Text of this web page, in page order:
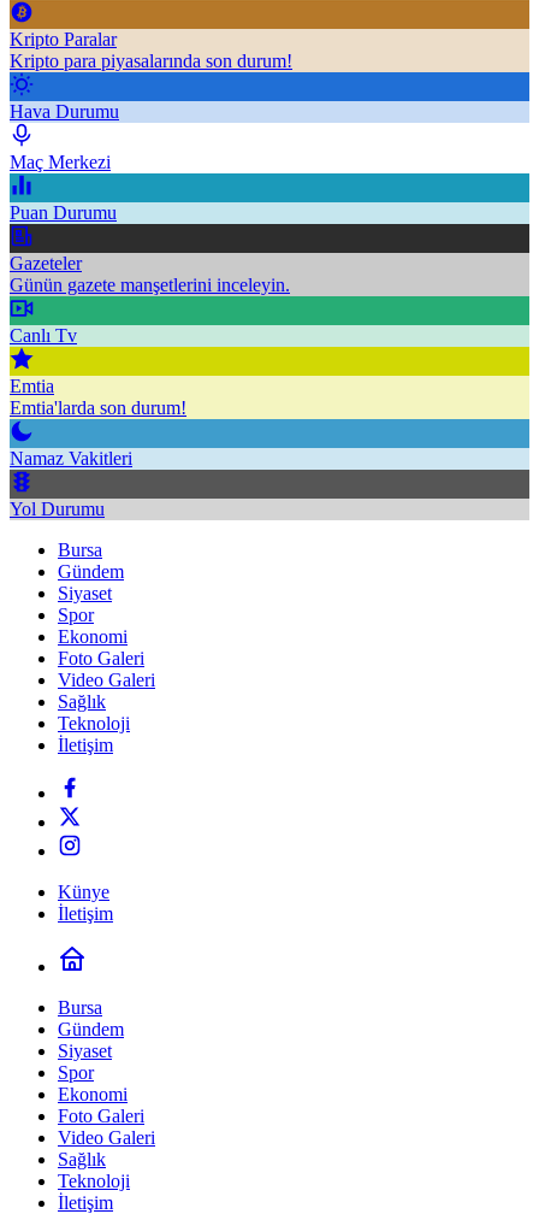
Kripto Paralar
Kripto para piyasalarında son durum!
Hava Durumu
Maç Merkezi
Puan Durumu
Gazeteler
Günün gazete manşetlerini inceleyin.
Canlı Tv
Emtia
Emtia'larda son durum!
Namaz Vakitleri
Yol Durumu
Bursa
Gündem
Siyaset
Spor
Ekonomi
Foto Galeri
Video Galeri
Sağlık
Teknoloji
İletişim
Künye
İletişim
Bursa
Gündem
Siyaset
Spor
Ekonomi
Foto Galeri
Video Galeri
Sağlık
Teknoloji
İletişim